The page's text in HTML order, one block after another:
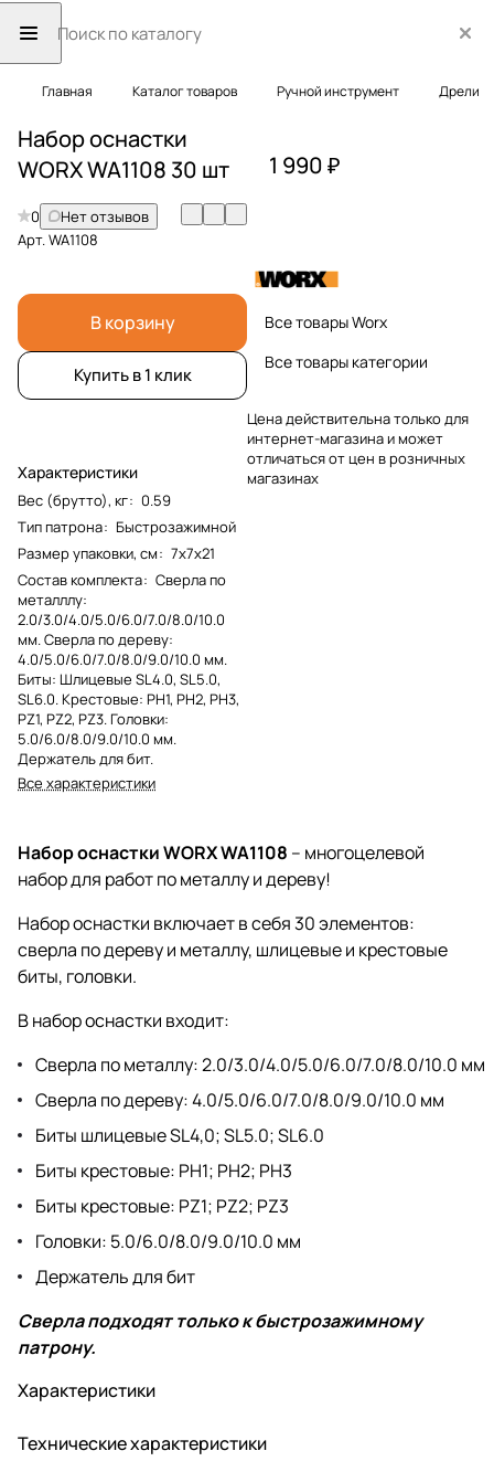
Главная Каталог товаров Ручной инструмент Дрели
Набор оснастки
WORX WA1108 30 шт
0
Нет отзывов
Арт.WA1108
В корзину
Купить в 1 клик
Характеристики
Вес (брутто), кг: 0.59
Тип патрона: Быстрозажимной
Размер упаковки, см: 7х7х21
Состав комплекта: Сверла по
металллу:
2.0/3.0/4.0/5.0/6.0/7.0/8.0/10.0
мм. Сверла по дереву:
4.0/5.0/6.0/7.0/8.0/9.0/10.0 мм.
Биты: Шлицевые SL4.0, SL5.0,
SL6.0. Крестовые: PH1, PH2, PH3,
PZ1, PZ2, PZ3. Головки:
5.0/6.0/8.0/9.0/10.0 мм.
Держатель для бит.
Все характеристики
1 990 ₽
Все товары Worx
Все товары категории
Цена действительна только для
интернет-магазина и может
отличаться от цен в розничных
магазинах
Набор оснастки WORX WA1108 – многоцелевой
набор для работ по металлу и дереву!
Набор оснастки включает в себя 30 элементов:
сверла по дереву и металлу, шлицевые и крестовые
биты, головки.
В набор оснастки входит:
Сверла по металлу: 2.0/3.0/4.0/5.0/6.0/7.0/8.0/10.0 мм
Сверла по дереву: 4.0/5.0/6.0/7.0/8.0/9.0/10.0 мм
Биты шлицевые SL4,0; SL5.0; SL6.0
Биты крестовые: PH1; PH2; PH3
Биты крестовые: PZ1; PZ2; PZ3
Головки: 5.0/6.0/8.0/9.0/10.0 мм
Держатель для бит
Сверла подходят только к быстрозажимному
патрону.
Характеристики
Технические характеристики